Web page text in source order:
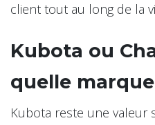
client tout au long de la
Kubota ou
quelle
Kubota reste une valeur